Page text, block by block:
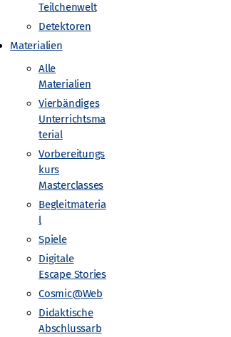
Teilchenwelt
Detektoren
Materialien
Alle
Materialien
Vierbändiges
Unterrichtsma
terial
Vorbereitungs
kurs
Masterclasses
Begleitmateria
l
Spiele
Digitale
Escape Stories
Cosmic@Web
Didaktische
Abschlussarb